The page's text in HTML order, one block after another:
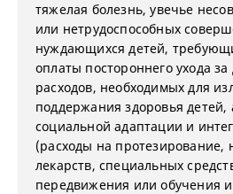
тяжелая болезнь, увечье
или нетрудоспособных
нуждающихся детей,
оплаты постороннего ухода
расходов, необходимых для
поддержания здоровья детей,
социальной адаптации и
(расходы на протезирование,
лекарств, специальных
передвижения или обучения